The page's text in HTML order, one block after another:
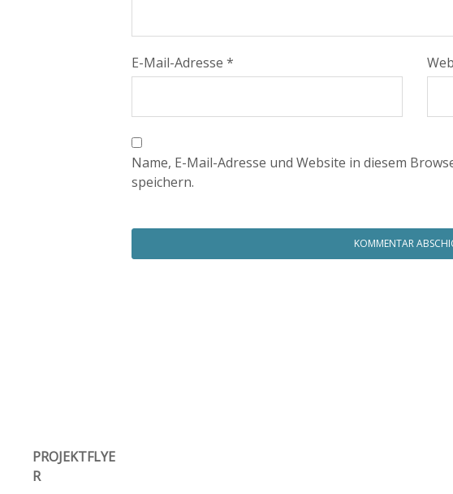
E-Mail-Adresse *
Name, E-Mail-Adresse und Website in diesem
speichern.
PROJEKTFLYE
R